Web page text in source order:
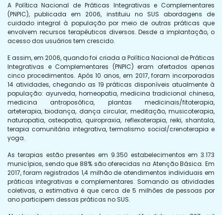
A Política Nacional de Práticas Integrativas e Complementares
(PNPIC), publicada em 2006, instituiu no SUS abordagens de
cuidado integral à população por meio de outras práticas que
envolvem recursos terapêuticos diversos. Desde a implantação, o
acesso dos usuários tem crescido.
E assim, em 2006, quando foi criada a Política Nacional de Práticas
Integrativas e Complementares (PNPIC) eram ofertados apenas
cinco procedimentos. Após 10 anos, em 2017, foram incorporadas
14 atividades, chegando as 19 práticas disponíveis atualmente à
população: ayurveda, homeopatia, medicina tradicional chinesa,
medicina antroposófica, plantas medicinais/fitoterapia,
arteterapia, biodança, dança circular, meditação, musicoterapia,
naturopatia, osteopatia, quiropraxia, reflexoterapia, reiki, shantala,
terapia comunitária integrativa, termalismo social/crenoterapia e
yoga.
As terapias estão presentes em 9.350 estabelecimentos em 3.173
municípios, sendo que 88% são oferecidas na Atenção Básica. Em
2017, foram registrados 1,4 milhão de atendimentos individuais em
práticas integrativas e complementares. Somando as atividades
coletivas, a estimativa é que cerca de 5 milhões de pessoas por
ano participem dessas práticas no SUS.